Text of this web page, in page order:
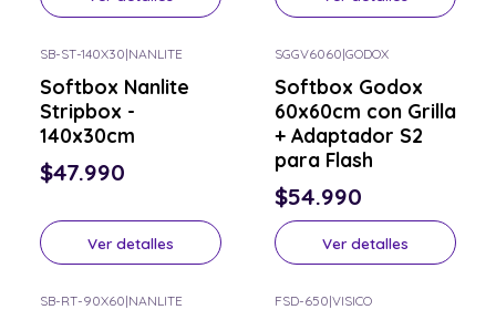
SB-ST-140X30|NANLITE
Softbox Nanlite
Stripbox -
140x30cm
$47.990
Ver detalles
SGGV6060|GODOX
Softbox Godox
60x60cm con Grilla
+ Adaptador S2
para Flash
$54.990
Ver detalles
SB-RT-90X60|NANLITE FSD-650|VISICO